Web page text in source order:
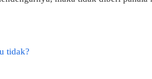
tidak?